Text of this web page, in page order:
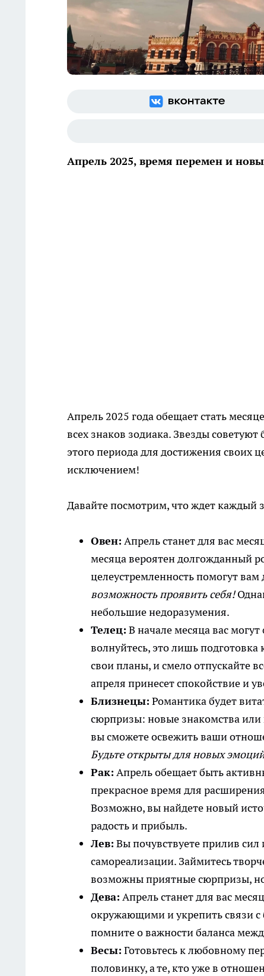
Апрель 2025, время перемен и
Апрель 2025 года обещает стать
всех знаков зодиака. Звезды
этого периода для достижения своих
исключением!
Давайте посмотрим, что ждет каждый
Овен: Апрель станет для вас
месяца вероятен долгожданный
целеустремленность помогут
возможность проявить себя!
небольшие недоразумения.
Телец: В начале месяца вас
волнуйтесь, это лишь
свои планы, и смело отпускайте
апреля принесет спокойствие и
Близнецы: Романтика будет
сюрпризы: новые знакомства или
вы сможете освежить ваши
Будьте открыты для новых
Рак: Апрель обещает быть
прекрасное время для
Возможно, вы найдете новый
радость и прибыль.
Лев: Вы почувствуете прилив
самореализации. Займитесь
возможны приятные сюрпризы,
Дева: Апрель станет для вас
окружающими и укрепить связи с
помните о важности баланса
Весы: Готовьтесь к любовному
половинку, а те, кто уже в